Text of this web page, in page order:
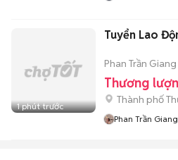
1 phút trước
Tuyển Lao
Phan Trần
Thương
Thành phố
Phan Trần